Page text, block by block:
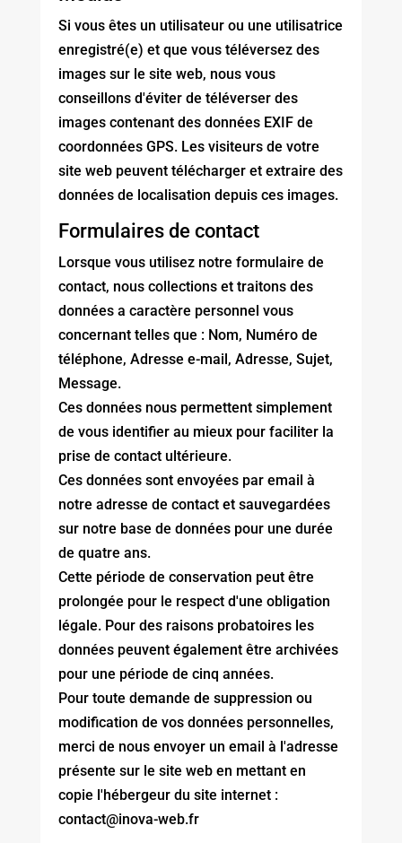
Si vous êtes un utilisateur ou une utilisatrice
enregistré(e) et que vous téléversez des
images sur le site web, nous vous
conseillons d'éviter de téléverser des
images contenant des données EXIF de
coordonnées GPS. Les visiteurs de votre
site web peuvent télécharger et extraire des
données de localisation depuis ces images.
Formulaires de contact
Lorsque vous utilisez notre formulaire de
contact, nous collections et traitons des
données a caractère personnel vous
concernant telles que : Nom, Numéro de
téléphone, Adresse e-mail, Adresse, Sujet,
Message.
Ces données nous permettent simplement
de vous identifier au mieux pour faciliter la
prise de contact ultérieure.
Ces données sont envoyées par email à
notre adresse de contact et sauvegardées
sur notre base de données pour une durée
de quatre ans.
Cette période de conservation peut être
prolongée pour le respect d'une obligation
légale. Pour des raisons probatoires les
données peuvent également être archivées
pour une période de cinq années.
Pour toute demande de suppression ou
modification de vos données personnelles,
merci de nous envoyer un email à l'adresse
présente sur le site web en mettant en
copie l'hébergeur du site internet :
contact@inova-web.fr